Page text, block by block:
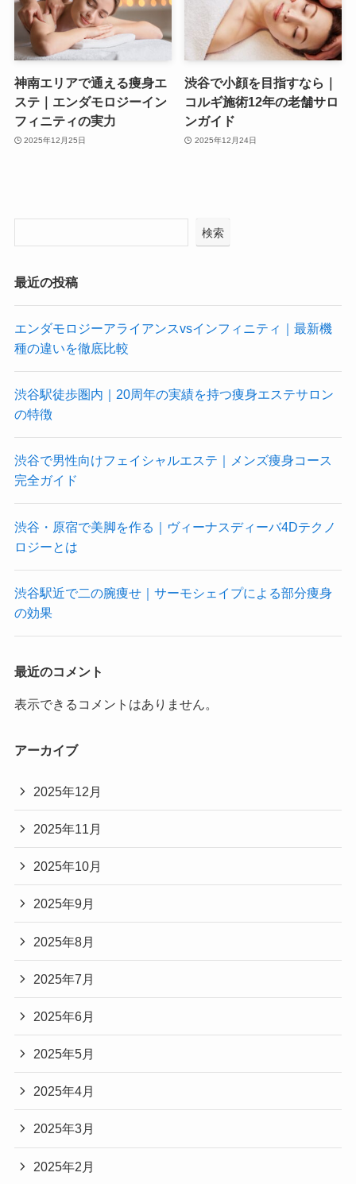
神南エリアで通える痩身エ
ステ｜エンダモロジーイン
フィニティの実力
2025年12月25日
渋谷で小顔を目指すなら｜
コルギ施術12年の老舗サロ
ンガイド
2025年12月24日
検索
最近の投稿
エンダモロジーアライアンスvsインフィニティ｜最新機
種の違いを徹底比較
渋谷駅徒歩圏内｜20周年の実績を持つ痩身エステサロン
の特徴
渋谷で男性向けフェイシャルエステ｜メンズ痩身コース
完全ガイド
渋谷・原宿で美脚を作る｜ヴィーナスディーバ4Dテクノ
ロジーとは
渋谷駅近で二の腕痩せ｜サーモシェイプによる部分痩身
の効果
最近のコメント
表示できるコメントはありません。
アーカイブ
2025年12月
2025年11月
2025年10月
2025年9月
2025年8月
2025年7月
2025年6月
2025年5月
2025年4月
2025年3月
2025年2月